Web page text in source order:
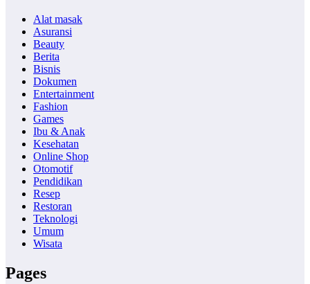
Alat masak
Asuransi
Beauty
Berita
Bisnis
Dokumen
Entertainment
Fashion
Games
Ibu & Anak
Kesehatan
Online Shop
Otomotif
Pendidikan
Resep
Restoran
Teknologi
Umum
Wisata
Pages